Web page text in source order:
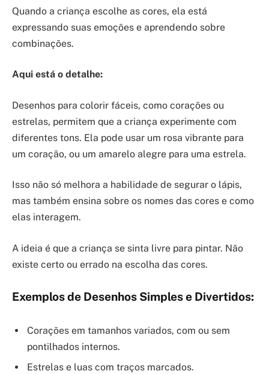
Quando a criança escolhe as cores, ela está
expressando suas emoções e aprendendo sobre
combinações.
Aqui está o detalhe:
Desenhos para colorir fáceis, como corações ou
estrelas, permitem que a criança experimente com
diferentes tons. Ela pode usar um rosa vibrante para
um coração, ou um amarelo alegre para uma estrela.
Isso não só melhora a habilidade de segurar o lápis,
mas também ensina sobre os nomes das cores e como
elas interagem.
A ideia é que a criança se sinta livre para pintar. Não
existe certo ou errado na escolha das cores.
Exemplos de Desenhos Simples e Divertidos:
Corações em tamanhos variados, com ou sem
pontilhados internos.
Estrelas e luas com traços marcados.